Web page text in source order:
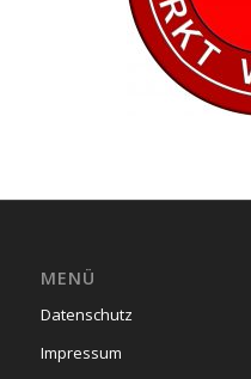
MENÜ
Datenschutz
Impressum